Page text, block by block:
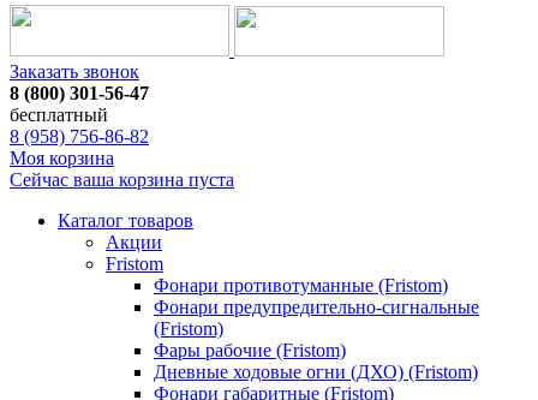
Заказать звонок
8 (800) 301-56-47
бесплатный
8 (958) 756-86-82
Моя корзина
Сейчас ваша корзина пуста
Каталог товаров
Акции
Fristom
Фонари противотуманные (Fristom)
Фонари предупредительно-сигнальные
(Fristom)
Фары рабочие (Fristom)
Дневные ходовые огни (ДХО) (Fristom)
Фонари габаритные (Fristom)